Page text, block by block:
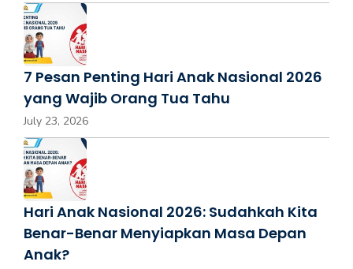
7 Pesan Penting Hari Anak Nasional 2026
yang Wajib Orang Tua Tahu
July 23, 2026
Hari Anak Nasional 2026: Sudahkah Kita
Benar-Benar Menyiapkan Masa Depan
Anak?